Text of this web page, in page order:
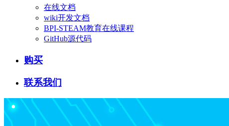
在线文档
wiki开发文档
BPI-STEAM教育在线课程
GitHub源代码
购买
联系我们